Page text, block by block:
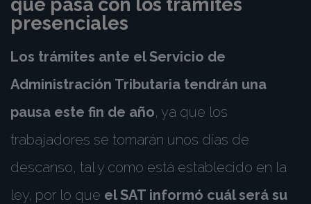
qué pasa con los trámites
presenciales
Los trámites ante el Servicio de
Administración Tributaria tendrán una
pausa este fin de año, ya que los
trabajadores se tomarán unos días de
descanso, tal y como está establecido en la
ley, por lo que el SAT informó cuál será su